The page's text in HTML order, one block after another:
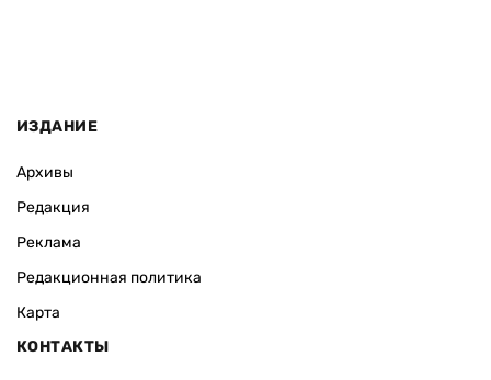
ИЗДАНИЕ
Архивы
Редакция
Реклама
Редакционная политика
Карта
КОНТАКТЫ